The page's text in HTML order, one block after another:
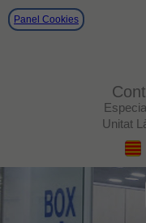
Unitat
Panel Cookies